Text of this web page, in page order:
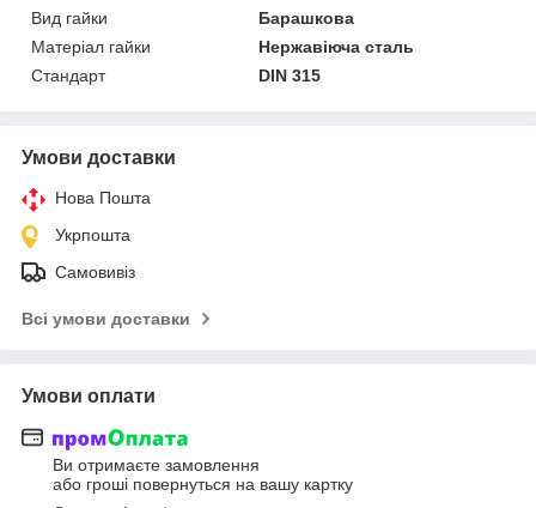
Вид гайки
Барашкова
Матеріал гайки
Нержавіюча сталь
Стандарт
DIN 315
Умови доставки
Нова Пошта
Укрпошта
Самовивіз
Всі умови доставки
Умови оплати
Ви отримаєте замовлення
або гроші повернуться на вашу картку